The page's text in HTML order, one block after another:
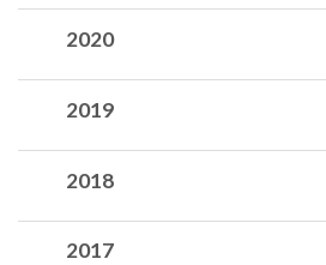
2020
2019
2018
2017